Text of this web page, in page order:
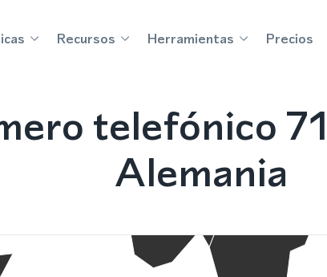
Recursos Herramientas Precios
telefónico
Alemania